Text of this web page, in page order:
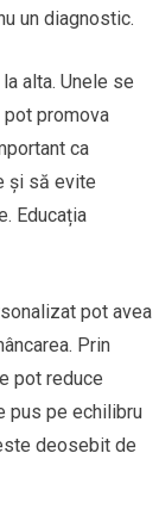
un diagnostic.
alta. Unele se
promova
ca
și să evite
Educația
pot avea
Prin
pot reduce
pus pe echilibru
deosebit de